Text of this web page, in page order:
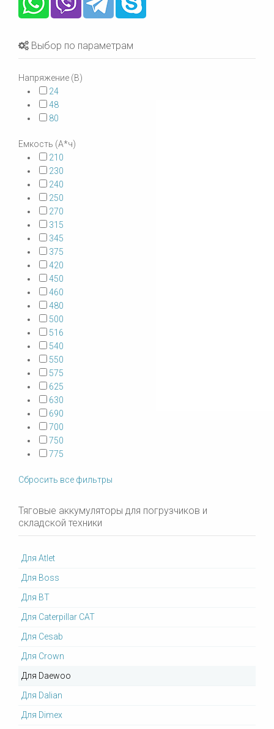
Выбор по параметрам
Напряжение (В)
24
48
80
Емкость (А*ч)
210
230
240
250
270
315
345
375
420
450
460
480
500
516
540
550
575
625
630
690
700
750
775
Сбросить все фильтры
Тяговые аккумуляторы для погрузчиков и
складской техники
Для Atlet
Для Boss
Для BT
Для Caterpillar CAT
Для Cesab
Для Crown
Для Daewoo
Для Dalian
Для Dimex